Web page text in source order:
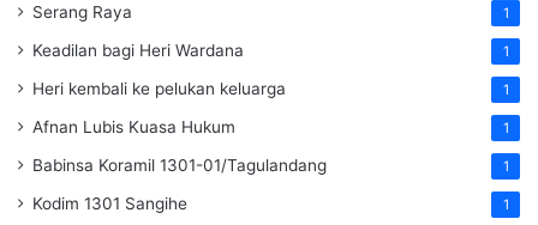
Serang Raya 1
Keadilan bagi Heri Wardana 1
Heri kembali ke pelukan keluarga 1
Afnan Lubis Kuasa Hukum 1
Babinsa Koramil 1301-01/Tagulandang 1
Kodim 1301 Sangihe 1